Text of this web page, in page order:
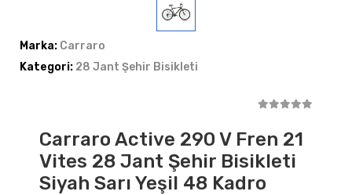
Marka: Carraro
Kategori: 28 Jant Şehir Bisikleti
Carraro Active 290 V Fren 21
Vites 28 Jant Şehir Bisikleti
Siyah Sarı Yeşil 48 Kadro